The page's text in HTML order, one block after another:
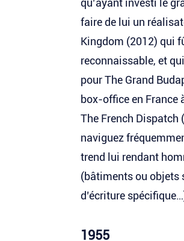
qu’ayant investi le
faire de lui un
Kingdom (2012) qui
reconnaissable, et
pour The Grand
box-office en France
The French Dispatch
naviguez
trend lui rendant
(bâtiments ou objets
d’écriture
1955